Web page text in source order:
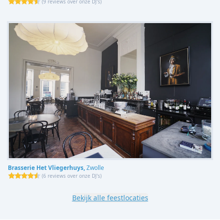
(9 reviews over onze DJ's)
Brasserie Het Vliegerhuys,Zwolle
(6 reviews over onze DJ's)
Bekijk alle feestlocaties